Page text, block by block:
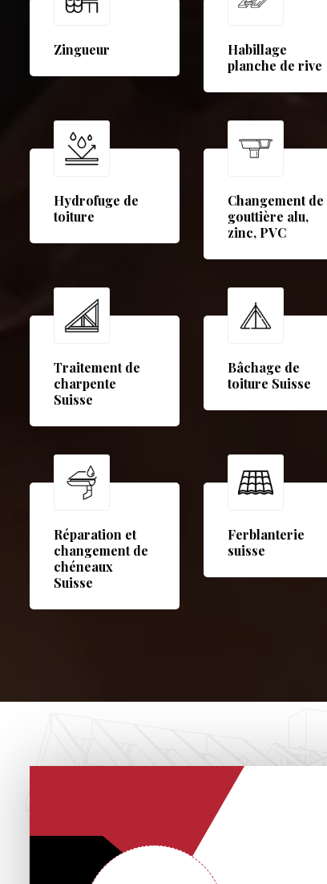
Zingueur
Habillage
planche de rive
Hydrofuge de
toiture
Changement de
gouttière alu,
zinc, PVC
Traitement de
charpente
Suisse
Bâchage de
toiture Suisse
Réparation et
changement de
chéneaux
Suisse
Ferblanterie
suisse